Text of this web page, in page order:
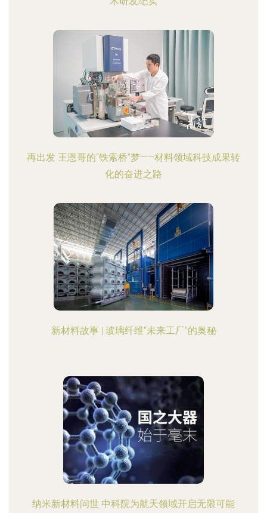
再出发 王恩哥的“铁索桥”梦——材料领域科技成果转
化的奋进之路
新材料故事 | 玻璃纤维“未来工厂”的奥秘
纳米新材料问世 中科院为航天领域开启无限可能